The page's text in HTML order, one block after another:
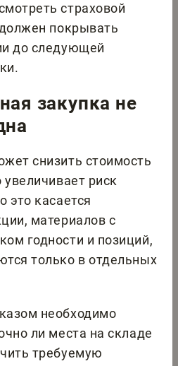
страховой
покрывать
до следующей
закупка не
снизить стоимость
увеличивает риск
это касается
материалов с
годности и позиций,
только в отдельных
необходимо
ли места на складе
требуемую